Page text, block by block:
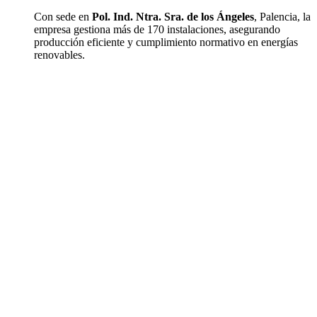
Con sede en Pol. Ind. Ntra. Sra. de los Ángeles, Palencia, la
empresa gestiona más de 170 instalaciones, asegurando
producción eficiente y cumplimiento normativo en energías
renovables.